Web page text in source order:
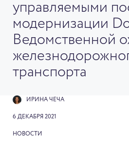
управляемыми
модернизации
Ведомственной
транспорта
ИРИНА ЧЕЧА
6 ДЕКАБРЯ 2021
НОВОСТИ